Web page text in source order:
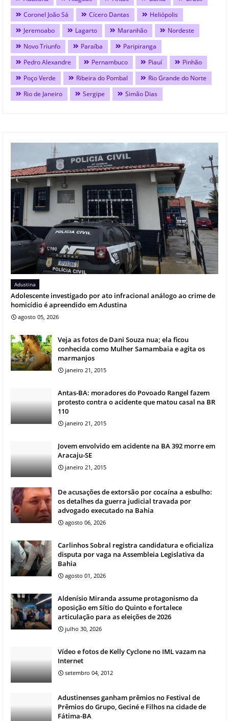
Coronel João Sá
Cícero Dantas
Heliópolis
Jeremoabo
Lagarto Maranhão
Nordeste
Novo Triunfo
Paraíba
Paripiranga
Pedro Alexandre
Pernambuco Piauí
Pinhão
Poço Verde
Ribeira do Pombal
Rio Grande do Norte
Rio de Janeiro
Sergipe Simão Dias
Adustina
Adolescente investigado por ato infracional análogo ao crime de
homicídio é apreendido em Adustina
agosto 05, 2026
Veja as fotos de Dani Souza nua; ela ficou
conhecida como Mulher Samambaia e agita os
marmanjos
janeiro 21, 2015
Antas-BA: moradores do Povoado Rangel fazem
protesto contra o acidente que matou casal na BR
110
janeiro 21, 2015
Jovem envolvido em acidente na BA 392 morre em
Aracaju-SE
janeiro 21, 2015
De acusações de extorsão por cocaína a esbulho:
os detalhes da guerra judicial travada por
advogado executado na Bahia
agosto 06, 2026
Carlinhos Sobral registra candidatura e oficializa
disputa por vaga na Assembleia Legislativa da
Bahia
agosto 01, 2026
Aldenísio Miranda assume protagonismo da
oposição em Sítio do Quinto e fortalece
articulação para as eleições de 2026
julho 30, 2026
Vídeo e fotos de Kelly Cyclone no IML vazam na
Internet
setembro 04, 2012
Adustinenses ganham prêmios no Festival de
Prêmios do Grupo, Geciné e Filhos na cidade de
Fátima-BA